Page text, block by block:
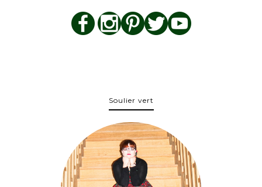
Soulier vert